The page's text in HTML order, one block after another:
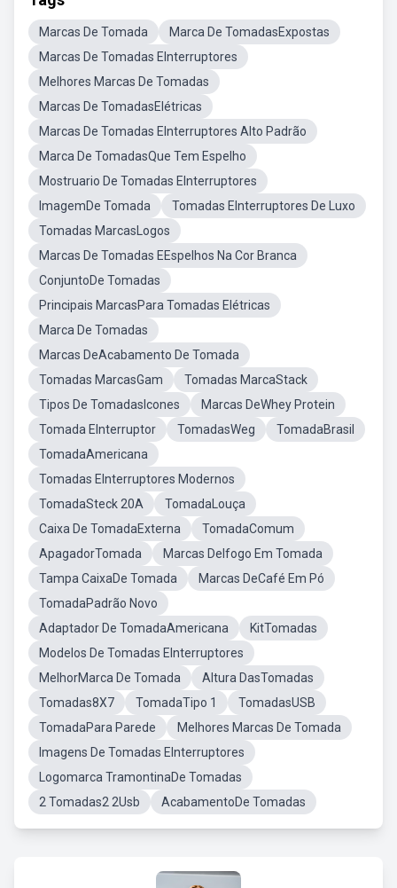
Marcas De Tomada
Marca De TomadasExpostas
Marcas De Tomadas EInterruptores
Melhores Marcas De Tomadas
Marcas De TomadasElétricas
Marcas De Tomadas EInterruptores Alto Padrão
Marca De TomadasQue Tem Espelho
Mostruario De Tomadas EInterruptores
ImagemDe Tomada
Tomadas EInterruptores De Luxo
Tomadas MarcasLogos
Marcas De Tomadas EEspelhos Na Cor Branca
ConjuntoDe Tomadas
Principais MarcasPara Tomadas Elétricas
Marca De Tomadas
Marcas DeAcabamento De Tomada
Tomadas MarcasGam
Tomadas MarcaStack
Tipos De TomadasIcones
Marcas DeWhey Protein
Tomada EInterruptor
TomadasWeg
TomadaBrasil
TomadaAmericana
Tomadas EInterruptores Modernos
TomadaSteck 20A
TomadaLouça
Caixa De TomadaExterna
TomadaComum
ApagadorTomada
Marcas DeIfogo Em Tomada
Tampa CaixaDe Tomada
Marcas DeCafé Em Pó
TomadaPadrão Novo
Adaptador De TomadaAmericana
KitTomadas
Modelos De Tomadas EInterruptores
MelhorMarca De Tomada
Altura DasTomadas
Tomadas8X7
TomadaTipo 1
TomadasUSB
TomadaPara Parede
Melhores Marcas De Tomada
Imagens De Tomadas EInterruptores
Logomarca TramontinaDe Tomadas
2 Tomadas2 2Usb
AcabamentoDe Tomadas